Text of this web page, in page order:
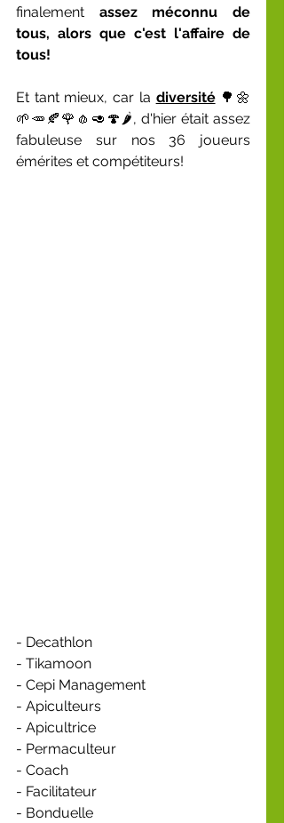
finalement assez méconnu de
tous, alors que c'est l'affaire de
tous!
Et tant mieux, car la diversité 🌳🌼
🌱🥕🍂🌹🧄🥑🍄🌶, d'hier était assez
fabuleuse sur nos 36 joueurs
émérites et compétiteurs!
- Decathlon
- Tikamoon
- Cepi Management
- Apiculteurs
- Apicultrice
- Permaculteur
- Coach
- Facilitateur
- Bonduelle